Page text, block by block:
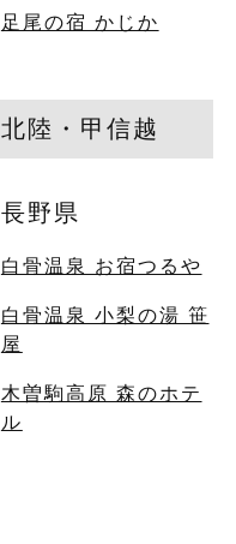
足尾の宿 かじか
北陸・甲信越
長野県
白骨温泉 お宿つるや
白骨温泉 小梨の湯 笹
屋
木曽駒高原 森のホテ
ル